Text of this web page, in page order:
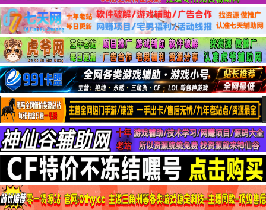
活动线报
常用办公
源码收集
值得一看
两性情感